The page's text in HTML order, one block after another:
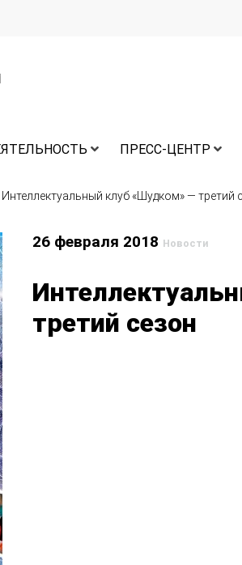
ПРЕСС-ЦЕНТР
Интеллектуальный клуб «Шудком» — третий
26 февраля 2018 Новости
третий сезон